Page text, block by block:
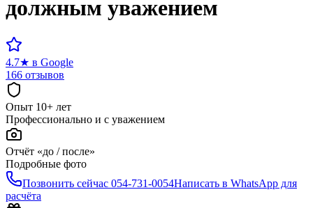
должным уважением
4.7★ в Google
166 отзывов
Опыт 10+ лет
Профессионально и с уважением
Отчёт «до / после»
Подробные фото
Позвонить сейчас 054-731-0054Написать в WhatsApp для
расчёта